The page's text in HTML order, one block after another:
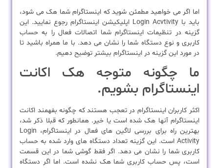
اما اگر می خواهید مطمئن شوید که اینستاگرام شما هک می شود،
باید با Login Acvtivity اپلیکیشن اینستاگرام رجوع نمایید. این
گزینه در تنظیمات اینستاگرام شما اتصالات فعال را به حساب
کاربری و نوع دستگاه شما را نشان می دهد. با ما همراه باشید تا
در مورد این گزینه در اینستاگرام بیشتر توضیح دهیم.
ما چگونه متوجه هک اکانت
اینستاگرام بشویم.
اکثر کاربران اینستاگرام در تعجب هستند که چگونه بفهمند اکانت
اینستاگرام آنها هک شده است یا خیر. همانطور که قبلا ذکر شد،
بهترین راه برای بررسی لاگین های فعال در اینستاگرام، Login
Activity است. این گزینه تعداد دستگاه های وارد شده به حساب
کاربری شما را نشان می دهد. اگر فقط گوشی شما در این قسمت
است، پس حساب کاربری شما هک نشده است. اما اگر دستگاه